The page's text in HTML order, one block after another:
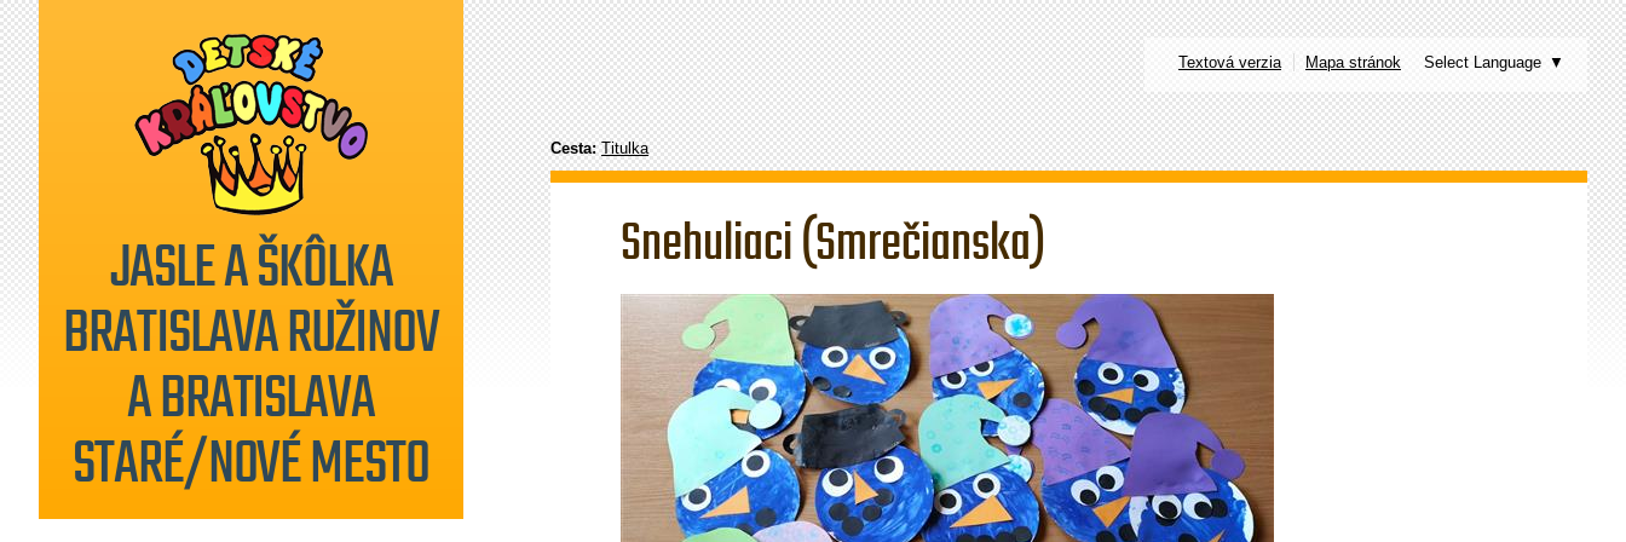
Textová verzia Mapa stránok Select Language ▼
JASLE A ŠKÔLKA
BRATISLAVA RUŽINOV
A BRATISLAVA
STARÉ/NOVÉ MESTO
Cesta:Titulka
Snehuliaci (Smrečianska)